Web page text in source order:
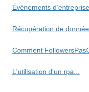
Événements
Récupération de
Comment
L'utilisation d'un rpa...